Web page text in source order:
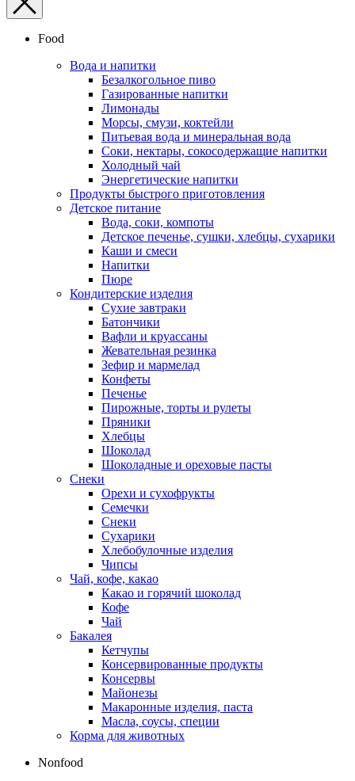
Food
Вода и напитки
Безалкогольное пиво
Газированные напитки
Лимонады
Морсы, смузи, коктейли
Питьевая вода и минеральная вода
Соки, нектары, cокосодержащие напитки
Холодный чай
Энергетические напитки
Продукты быстрого приготовления
Детское питание
Вода, соки, компоты
Детское печенье, сушки, хлебцы, сухарики
Каши и смеси
Напитки
Пюре
Кондитерские изделия
Cухие завтраки
Батончики
Вафли и круассаны
Жевательная резинка
Зефир и мармелад
Конфеты
Печенье
Пирожные, торты и рулеты
Пряники
Хлебцы
Шоколад
Шоколадные и ореховые пасты
Снеки
Орехи и сухофрукты
Семечки
Снеки
Сухарики
Хлебобулочные изделия
Чипсы
Чай, кофе, какао
Какао и горячий шоколад
Кофе
Чай
Бакалея
Кетчупы
Консервированные продукты
Консервы
Майонезы
Макаронные изделия, паста
Масла, соусы, специи
Корма для животных
Nonfood